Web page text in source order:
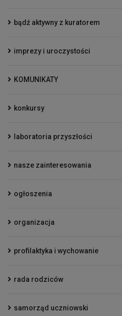
bądź aktywny z kuratorem
imprezy i uroczystości
KOMUNIKATY
konkursy
laboratoria przyszłości
nasze zainteresowania
ogłoszenia
organizacja
profilaktyka i wychowanie
rada rodziców
samorząd uczniowski